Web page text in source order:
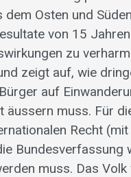
dem Osten und
von 15
zu
zeigt auf, wie
auf
äussern muss. Für
Recht
muss. Das